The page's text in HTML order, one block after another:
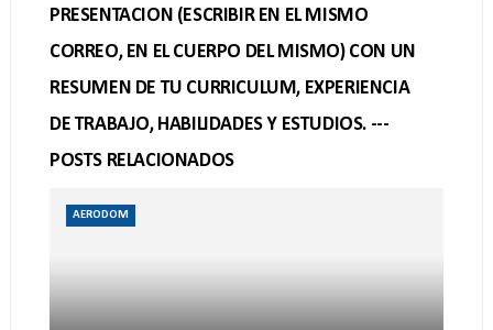
PRESENTACION (ESCRIBIR EN EL MISMO
CORREO, EN EL CUERPO DEL MISMO) CON UN
RESUMEN DE TU CURRICULUM, EXPERIENCIA
DE TRABAJO, HABILIDADES Y ESTUDIOS. ---
POSTS RELACIONADOS
AERODOM